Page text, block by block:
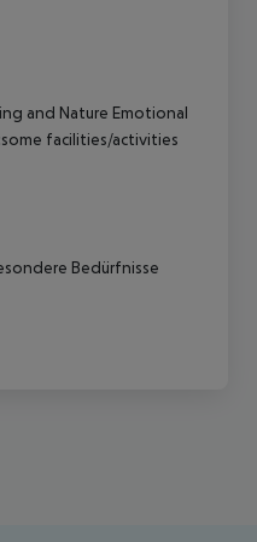
and Nature Emotional
facilities/activities
Bedürfnisse